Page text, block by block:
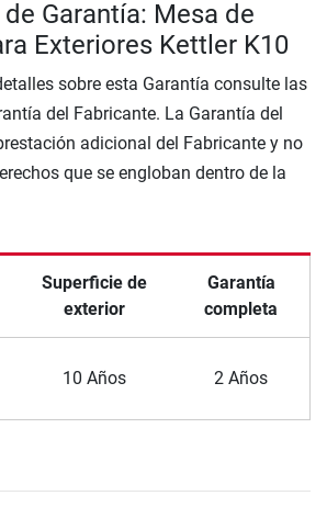
Garantía: Mesa de
Exteriores Kettler K10
sobre esta Garantía consulte las
del Fabricante. La Garantía del
adicional del Fabricante y no
que se engloban dentro de la
Superficie de
exterior
Garantía
completa
10 Años 2 Años